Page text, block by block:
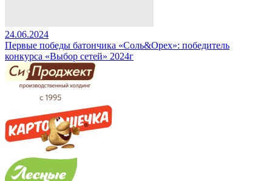
24.06.2024
Первые победы батончика «Соль&Орех»: победитель
конкурса «Выбор сетей» 2024г